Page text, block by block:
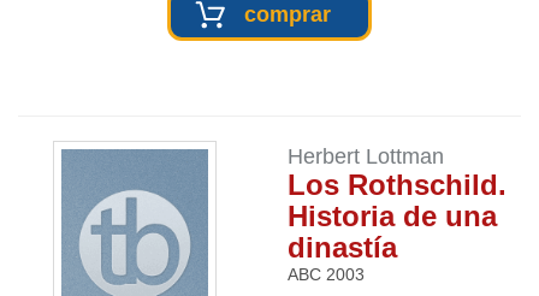
comprar
Herbert Lottman
Los Rothschild.
Historia de una
dinastía
ABC 2003